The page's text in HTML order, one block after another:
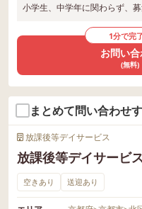
小学生、中学年に関わらず、募
1分で完
お問い
(無料)
まとめて問い合わせ
放課後等デイサービス
放課後等デイサービ
空きあり 送迎あり